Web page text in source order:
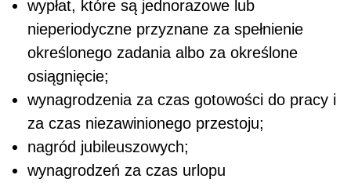
wypłat, które są jednorazowe lub
nieperiodyczne przyznane za spełnienie
określonego zadania albo za określone
osiągnięcie;
wynagrodzenia za czas gotowości do pracy i
za czas niezawinionego przestoju;
nagród jubileuszowych;
wynagrodzeń za czas urlopu